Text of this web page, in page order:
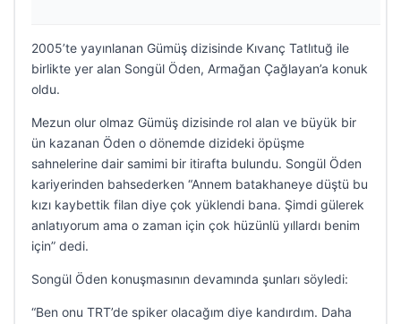
2005’te yayınlanan Gümüş dizisinde Kıvanç Tatlıtuğ ile
birlikte yer alan Songül Öden, Armağan Çağlayan’a konuk
oldu.
Mezun olur olmaz Gümüş dizisinde rol alan ve büyük bir
ün kazanan Öden o dönemde dizideki öpüşme
sahnelerine dair samimi bir itirafta bulundu. Songül Öden
kariyerinden bahsederken “Annem batakhaneye düştü bu
kızı kaybettik filan diye çok yüklendi bana. Şimdi gülerek
anlatıyorum ama o zaman için çok hüzünlü yıllardı benim
için” dedi.
Songül Öden konuşmasının devamında şunları söyledi:
“Ben onu TRT’de spiker olacağım diye kandırdım. Daha